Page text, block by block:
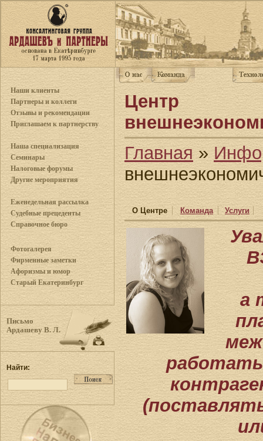
Наши клиенты
Партнеры и коллеги
Отзывы и рекомендации
Приглашаем к партнерству
Наша специализация
Семинары
Налоговые форумы
Другие мероприятия
Еженедельная рассылка
Судебные прецеденты
Справочное бюро
Фотогалерея
Фирменные заметки
Афоризмы и юмор
Старый Екатеринбург
Письмо
Ардашеву В. Л.
Найти:
Центр
Главная »
О Центре Команда Услуги
а